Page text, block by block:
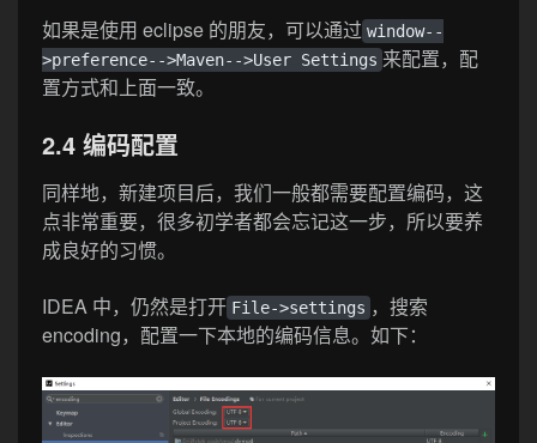
如果是使用 eclipse 的朋友，可以通过 window--
>preference-->Maven-->User Settings 来配置，配
置方式和上面一致。
2.4 编码配置
同样地，新建项目后，我们一般都需要配置编码，这
点非常重要，很多初学者都会忘记这一步，所以要养
成良好的习惯。
IDEA 中，仍然是打开 File->settings ，搜索
encoding，配置一下本地的编码信息。如下：